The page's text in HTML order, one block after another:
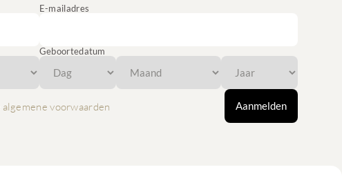
E-mailadres
Geboortedatum
algemene voorwaarden Aanmelden